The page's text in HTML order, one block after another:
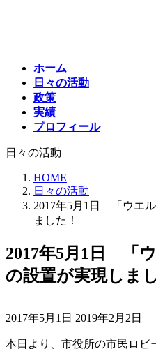
ホーム
日々の活動
政策
実績
プロフィール
日々の活動
HOME
日々の活動
2017年5月1日 「ウエ
ました！
2017年5月1日 「
の設置が実現しま
2017年5月1日 終
更
2019年2月2日
本日より、市役所の市民ロビ